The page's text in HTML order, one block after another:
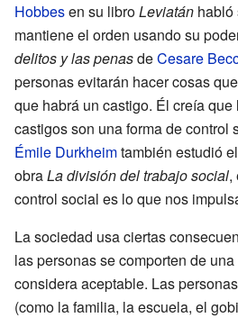
Hobbesen su libroLeviatán habló
mantiene el orden usando su
delitos y las penasdeCesare
personas evitarán hacer cosas
que habrá un castigo. Él creía
castigos son una forma de control
Émile Durkheimtambién estudió
obraLa división del trabajo social,
control social es lo que nos
La sociedad usa ciertas
las personas se comporten de
considera aceptable. Las
(como la familia, la escuela, el